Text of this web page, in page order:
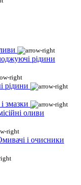
рідини
рідини
змазки
оливи
і очисники